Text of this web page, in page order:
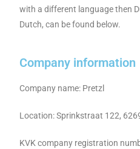
with a different language then
Dutch, can be found below.
Company information
Company name: Pretzl
Location: Sprinkstraat 122,
KVK company registration